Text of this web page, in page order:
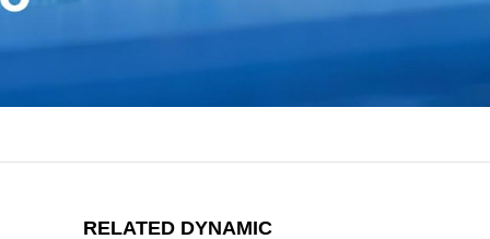
RELATED DYNAMIC